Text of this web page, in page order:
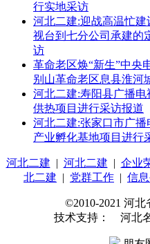
行实地采访
河北二建:迎战高温忙
视台到七分公司承建的
访
革命老区焕“新生”中央
别山革命老区息县淮河
河北二建:寿阳县广播
供热项目进行采访报道
河北二建:张家口市广
产业孵化基地项目进行
河北二建 | 河北二建 | 企业
北二建 | 党群工作 | 信
©2010-2021 河
技术支持： 河北